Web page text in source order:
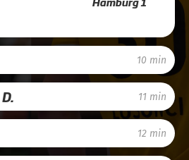
10 min
D. 11 min
12 min